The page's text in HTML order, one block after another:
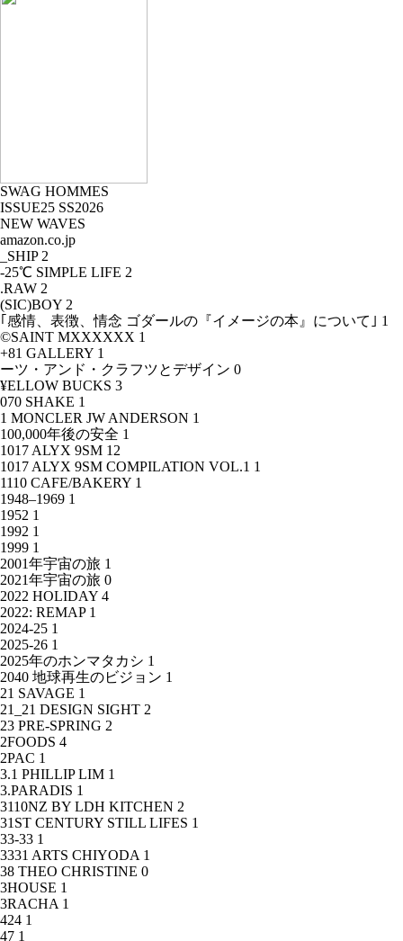
SWAG HOMMES
ISSUE25 SS2026
NEW WAVES
amazon.co.jp
_SHIP 2
-25℃ SIMPLE LIFE 2
.RAW 2
(SIC)BOY 2
｢感情、表徴、情念 ゴダールの『イメージの本』について｣ 1
©SAINT MXXXXXX 1
+81 GALLERY 1
ーツ・アンド・クラフツとデザイン 0
¥ELLOW BUCKS 3
070 SHAKE 1
1 MONCLER JW ANDERSON 1
100,000年後の安全 1
1017 ALYX 9SM 12
1017 ALYX 9SM COMPILATION VOL.1 1
1110 CAFE/BAKERY 1
1948–1969 1
1952 1
1992 1
1999 1
2001年宇宙の旅 1
2021年宇宙の旅 0
2022 HOLIDAY 4
2022: REMAP 1
2024-25 1
2025-26 1
2025年のホンマタカシ 1
2040 地球再生のビジョン 1
21 SAVAGE 1
21_21 DESIGN SIGHT 2
23 PRE-SPRING 2
2FOODS 4
2PAC 1
3.1 PHILLIP LIM 1
3.PARADIS 1
3110NZ BY LDH KITCHEN 2
31ST CENTURY STILL LIFES 1
33-33 1
3331 ARTS CHIYODA 1
38 THEO CHRISTINE 0
3HOUSE 1
3RACHA 1
424 1
47 1